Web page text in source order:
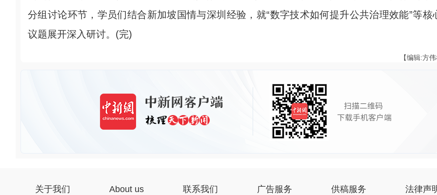
分组讨论环节，学员们结合新加坡国情与深圳经验，就“数字技术如何提升公共治理效能”等核
议题展开深入研讨。(完)
【编辑:方
关于我们 About us 联系我们 广告服务 供稿服务 法律声